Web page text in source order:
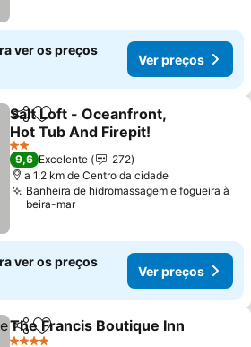
ver os preços
Ver preços
PartilharAdicionar aos favoritos
Salt Loft - Oceanfront,
Hot Tub And Firepit!
Ver preços
2 Estrelas
9,6 Excelente
272
a 1.2 km de Centro da cidade
Banheira de hidromassagem e fogueira à
beira-mar
ver os preços
Ver preços
PartilharAdicionar aos favoritos
The Francis Boutique Inn